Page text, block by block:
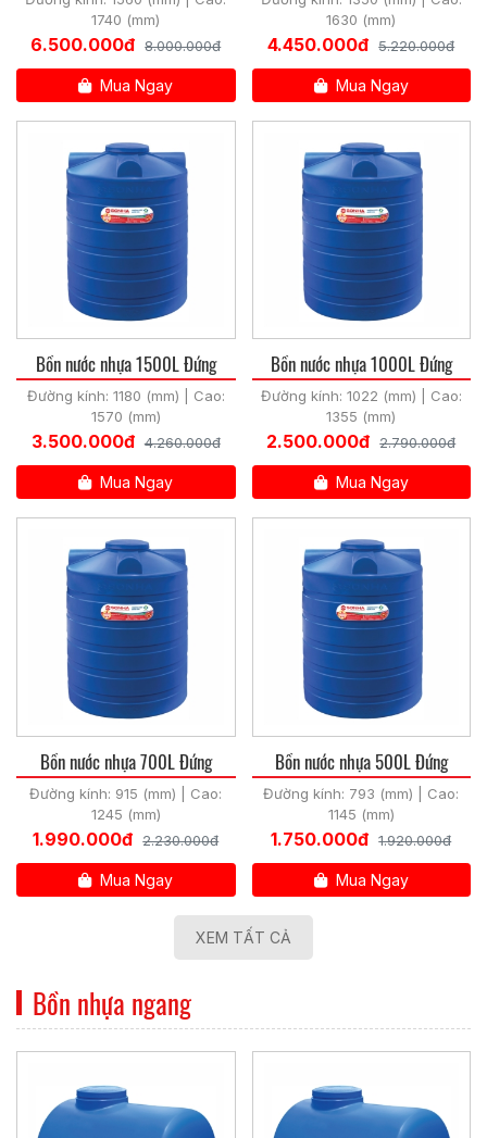
1740 (mm)
6.500.000đ 8.000.000đ
Mua Ngay
1630 (mm)
4.450.000đ 5.220.000đ
Mua Ngay
Bồn nước nhựa 1500L Đứng
Đường kính: 1180 (mm) | Cao:
1570 (mm)
3.500.000đ 4.260.000đ
Mua Ngay
Bồn nước nhựa 1000L Đứng
Đường kính: 1022 (mm) | Cao:
1355 (mm)
2.500.000đ 2.790.000đ
Mua Ngay
Bồn nước nhựa 700L Đứng
Đường kính: 915 (mm) | Cao:
1245 (mm)
1.990.000đ 2.230.000đ
Mua Ngay
Bồn nước nhựa 500L Đứng
Đường kính: 793 (mm) | Cao:
1145 (mm)
1.750.000đ 1.920.000đ
Mua Ngay
XEM TẤT CẢ
Bồn nhựa ngang